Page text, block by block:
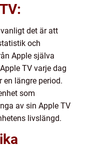
det är att
och
Apple själva
TV varje dag
en längre period.
som
av sin Apple TV
livslängd.